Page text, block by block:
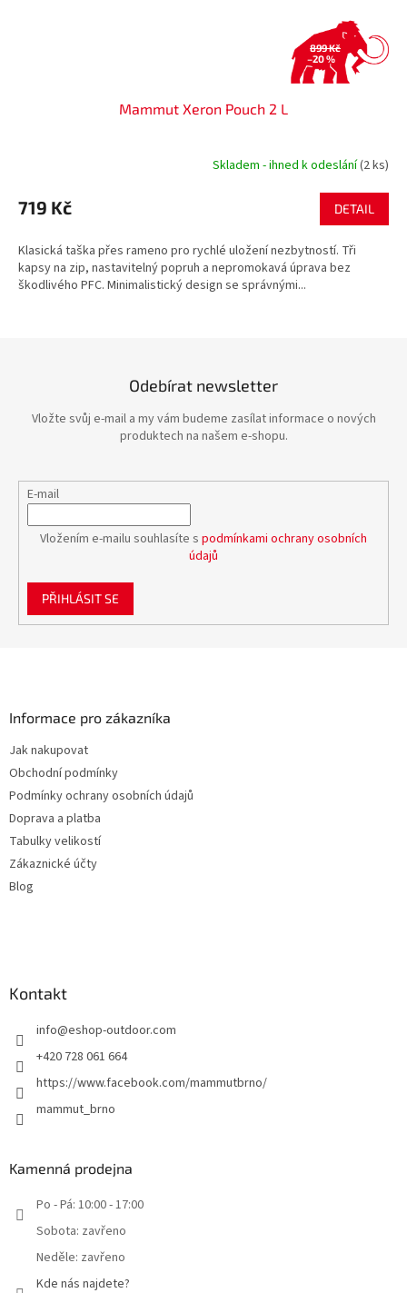
899 Kč
–20 %
Mammut Xeron Pouch 2 L
Skladem - ihned k odeslání(2 ks)
719 Kč DETAIL
Klasická taška přes rameno pro rychlé uložení nezbytností. Tři
kapsy na zip, nastavitelný popruh a nepromokavá úprava bez
škodlivého PFC. Minimalistický design se správnými...
Odebírat newsletter
Vložte svůj e-mail a my vám budeme zasílat informace o nových
produktech na našem e-shopu.
E-mail
Vložením e-mailu souhlasíte s podmínkami ochrany osobních
údajů
PŘIHLÁSIT SE
Informace pro zákazníka
Jak nakupovat
Obchodní podmínky
Podmínky ochrany osobních údajů
Doprava a platba
Tabulky velikostí
Zákaznické účty
Blog
Kontakt
info@eshop-outdoor.com
+420 728 061 664
https://www.facebook.com/mammutbrno/
mammut_brno
Kamenná prodejna
Po - Pá: 10:00 - 17:00
Sobota: zavřeno
Neděle: zavřeno
Kde nás najdete?